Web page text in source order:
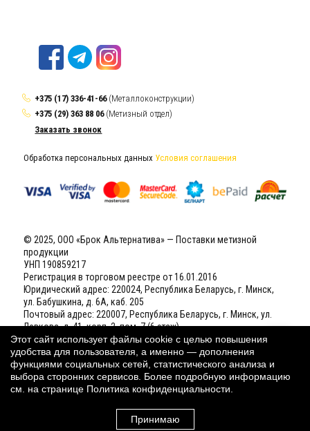
+375 (17) 336-41-66 (Металлоконструкции)
+375 (29) 363 88 06(Метизный отдел)
Заказать звонок
Обработка персональных данных Условия соглашения
© 2025, ООО «Брок Альтернатива» — Поставки метизной
продукции
УНП 190859217
Регистрация в торговом реестре от 16.01.2016
Юридический адрес: 220024, Республика Беларусь, г. Минск,
ул. Бабушкина, д. 6А, каб. 205
Почтовый адрес: 220007, Республика Беларусь, г. Минск, ул.
Левкова, д. 41, корп. 2, пом. 7 (6 этаж)
Р/С BY61 BELB 3012 0058 5100 1022 6000 (BYN) в ОАО «Банк
БелВЭБ», БИК BELBBY2X
Свидетельство о государственной регистрации(открыть)
Наш рейтинг:4,8 (Голосов:25из 30) ★★★★★
Этот сайт использует файлы cookie с целью повышения
удобства для пользователя, а именно — дополнения
функциями социальных сетей, статистического анализа и
выбора сторонних сервисов. Более подробную информацию
см. на странице Политика конфиденциальности
Принимаю